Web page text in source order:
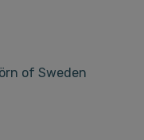
of Sweden